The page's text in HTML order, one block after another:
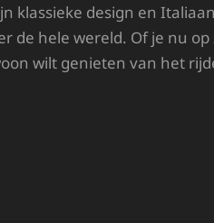
klassieke design en
de hele wereld. Of je nu
wilt genieten van het